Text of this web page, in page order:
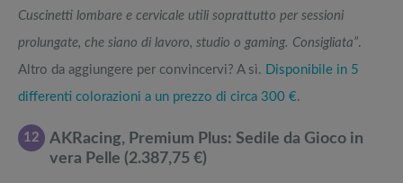
Cuscinetti lombare e cervicale utili soprattutto per sessioni
prolungate, che siano di lavoro, studio o gaming. Consigliata”.
Altro da aggiungere per convincervi? A sì. Disponibile in 5
differenti colorazioni a un prezzo di circa 300 €.
12
AKRacing, Premium Plus: Sedile da Gioco in
vera Pelle (2.387,75 €)